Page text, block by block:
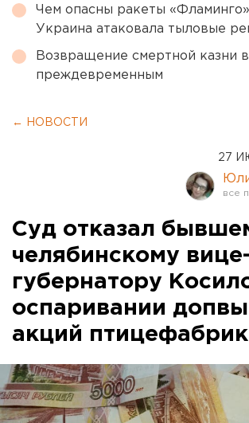
Чем опасны ракеты
Украина атаковала тыловые
Возвращение смертной казни
преждевременным
← НОВОСТИ
27
Суд отказал
челябинскому
губернатору
оспаривании
акций